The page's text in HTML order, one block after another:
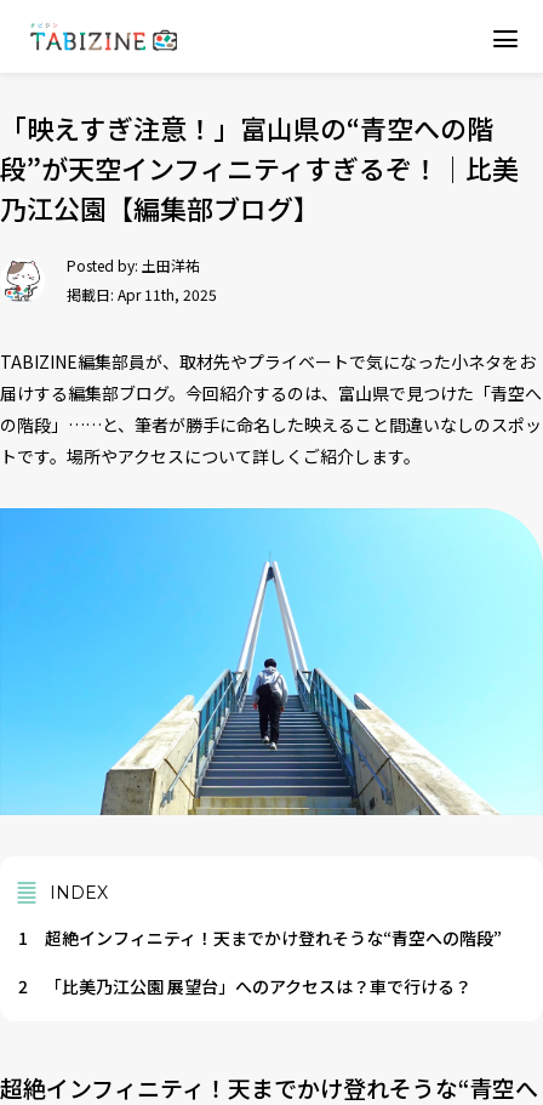
「映えすぎ注意！」富山県の“青空への階
段”が天空インフィニティすぎるぞ！│比美
乃江公園【編集部ブログ】
Posted by: 土田洋祐
掲載日: Apr 11th, 2025
TABIZINE編集部員が、取材先やプライベートで気になった小ネタをお
届けする編集部ブログ。今回紹介するのは、富山県で見つけた「青空へ
の階段」……と、筆者が勝手に命名した映えること間違いなしのスポッ
トです。場所やアクセスについて詳しくご紹介します。
INDEX
1
超絶インフィニティ！天までかけ登れそうな“青空への階段”
2
「比美乃江公園 展望台」へのアクセスは？車で行ける？
超絶インフィニティ！天までかけ登れそうな“青空へ